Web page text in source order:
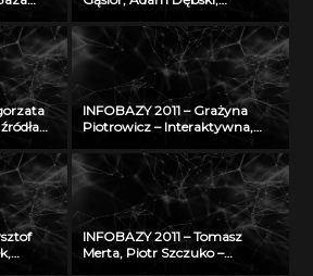
ITB
bazy danych SURDAT
właściwości
fizykochemicznych metali i
stopów
INFOBAZY 2011 – Grażyna
Piotrowicz – Interaktywna,
Śląska
INFOBAZY 2011 – Tomasz
Merta, Piotr Szczuko –